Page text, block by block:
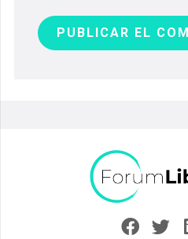
PUBLICAR EL